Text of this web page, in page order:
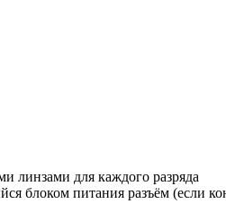
линзами для каждого разряда
блоком питания разъём (если